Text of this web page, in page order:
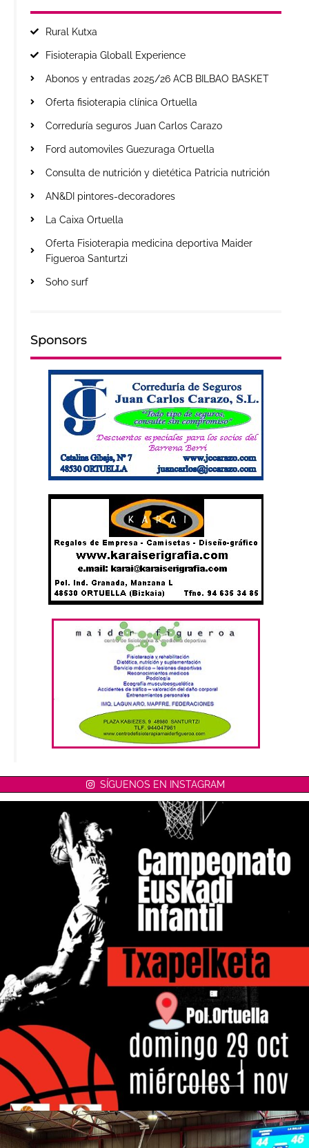
Rural Kutxa
Fisioterapia Globall Experience
Abonos y entradas 2025/26 ACB BILBAO BASKET
Oferta fisioterapia clínica Ortuella
Correduría seguros Juan Carlos Carazo
Ford automoviles Guezuraga Ortuella
Consulta de nutrición y dietética Patricia nutrición
AN&DI pintores-decoradores
La Caixa Ortuella
Oferta Fisioterapia medicina deportiva Maider
Figueroa Santurtzi
Soho surf
Sponsors
SÍGUENOS EN INSTAGRAM